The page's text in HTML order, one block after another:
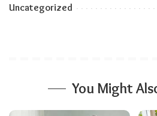
Uncategorized
You Might